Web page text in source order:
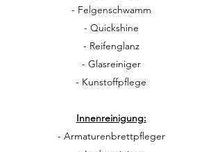
- Felgenschwamm
- Quickshine
- Reifenglanz
- Glasreiniger
- Kunstoffpflege
Innenreinigung:
- Armaturenbrettpfleger